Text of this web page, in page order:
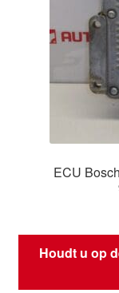
ECU
Houdt u op